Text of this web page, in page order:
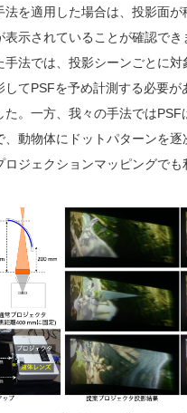
法を適用した場合は、投影面
表示されていることが確認で
手法では、投影シーンごとに対
してPSFを予め計測する必要が
た。一方、我々の手法ではPSF
、動物体にドットパターンを逐
ロジェクションマッピングでも